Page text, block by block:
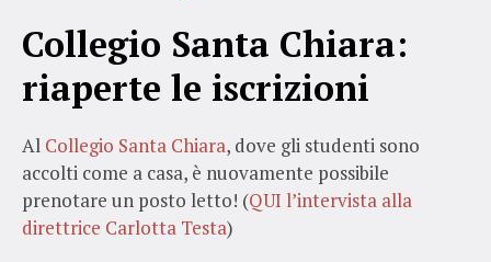
Collegio Santa Chiara:
riaperte le iscrizioni
Al Collegio Santa Chiara, dove gli studenti sono
accolti come a casa, è nuovamente possibile
prenotare un posto letto! (QUI l’intervista alla
direttrice Carlotta Testa)